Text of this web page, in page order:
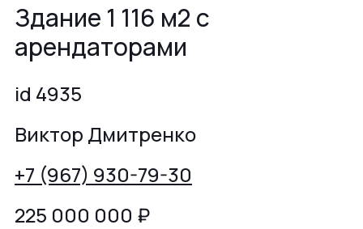
Здание 1 116 м2 с
арендаторами
id 4935
Виктор Дмитренко
+7 (967) 930-79-30
225 000 000 ₽